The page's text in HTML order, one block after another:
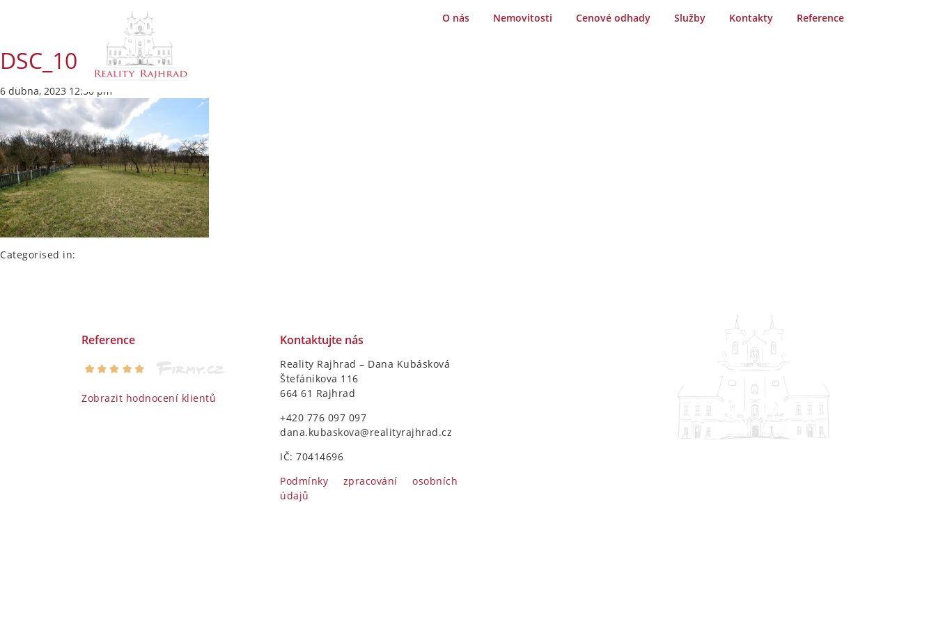
O nás Nemovitosti Cenové odhady Služby Kontakty Reference
DSC_10
6 dubna, 2023 12:50 pm
Categorised in:
Reference
Zobrazit hodnocení klientů
Kontaktujte nás
Reality Rajhrad – Dana Kubásková
Štefánikova 116
664 61 Rajhrad
+420 776 097 097
dana.kubaskova@realityrajhrad.cz
IČ: 70414696
Podmínky zpracování osobních
údajů